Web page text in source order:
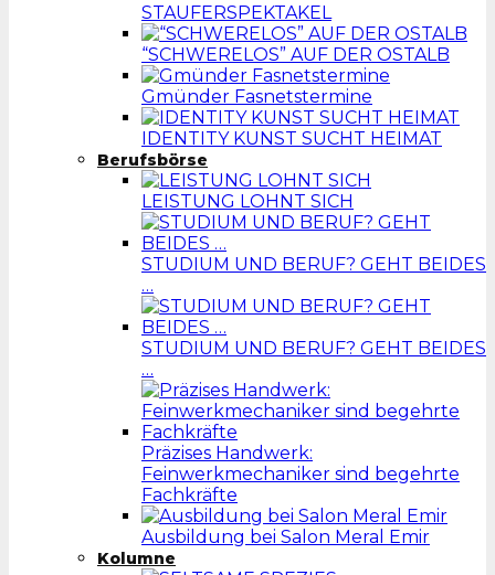
STAUFERSPEKTAKEL
“SCHWERELOS” AUF DER OSTALB
Gmünder Fasnetstermine
IDENTITY KUNST SUCHT HEIMAT
Berufsbörse
LEISTUNG LOHNT SICH
STUDIUM UND BERUF? GEHT BEIDES
…
STUDIUM UND BERUF? GEHT BEIDES
…
Präzises Handwerk:
Feinwerkmechaniker sind begehrte
Fachkräfte
Ausbildung bei Salon Meral Emir
Kolumne